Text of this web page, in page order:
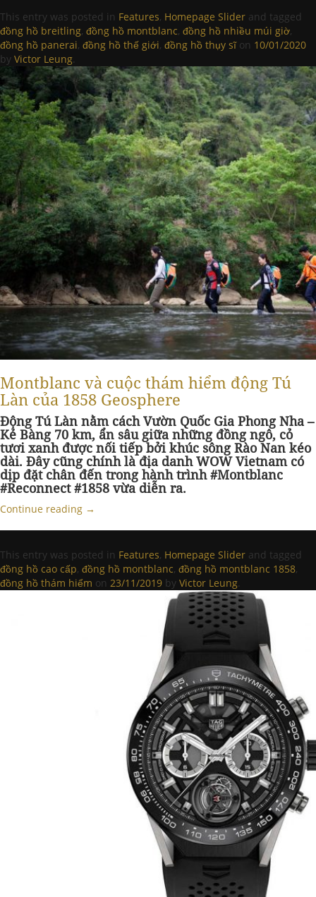
This entry was posted in Features, Homepage Slider and tagged
đồng hồ breitling, đồng hồ montblanc, đồng hồ nhiều múi giờ,
đồng hồ panerai, đồng hồ thế giới, đồng hồ thụy sĩon 10/01/2020
by Victor Leung.
Montblanc và cuộc thám hiểm động Tú
Làn của 1858 Geosphere
Động Tú Làn nằm cách Vườn Quốc Gia Phong Nha –
Kẻ Bàng 70 km, ẩn sâu giữa những đồng ngô, cỏ
tươi xanh được nối tiếp bởi khúc sông Rào Nan kéo
dài. Đây cũng chính là địa danh WOW Vietnam có
dịp đặt chân đến trong hành trình #Montblanc
#Reconnect #1858 vừa diễn ra.
Continue reading →
This entry was posted in Features, Homepage Slider and tagged
đồng hồ cao cấp, đồng hồ montblanc, đồng hồ montblanc 1858,
đồng hồ thám hiểm on 23/11/2019 by Victor Leung.